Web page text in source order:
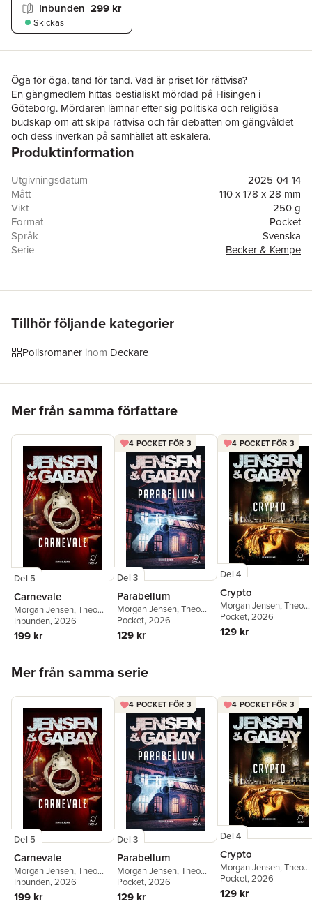
Inbunden 299 kr
Skickas
Öga för öga, tand för tand. Vad är priset för rättvisa?
En gängmedlem hittas bestialiskt mördad på Hisingen i
Göteborg. Mördaren lämnar efter sig politiska och religiösa
budskap om att skipa rättvisa och får debatten om gängvåldet
och dess inverkan på samhället att eskalera.
Fallet tilldelas den luttrade och smått desillusionerade
Becker, och spåren leder till en före detta elitsoldat som
anonymt startat ett krig mot gängkriminella. Försvarsmakten
lägger locket på, men när fler och fler kriminella mördas tyder
allt på ett personligt motiv. Kan Becker och Kempe hitta och
stoppa hämnaren som allmänheten börjar se som en hjälte?
Morgan Jensen
är manusförfattare som
engelskspråkiga thrillerserien Heritage (just nu i s.k. pre-
Johnson. Morgan och Theo har även arbetat tillsammans på
den övernaturliga ungdomsserien Cryptid som såldes till
Viaplay och blev en stor framgång i bland annat Tyskland och
Frankrike.
Produktinformation
Utgivningsdatum
2025-04-14
Mått
110 x 178 x 28 mm
Vikt
250 g
Format
Pocket
Språk
Svenska
Serie
Becker & Kempe
Förlag
Bokförlaget Nona
Miljömärkning
Tillhör följande kategorier
Polisromaner inom Deckare
Mer från samma författare
Del 5
Carnevale
Morgan Jensen,Theo
Gabay
Inbunden, 2026
199 kr
4 POCKET FÖR 3
Del 3
Parabellum
Morgan Jensen,Theo
Gabay
Pocket, 2026
129 kr
4 POCKET FÖR 3
Del 4
Crypto
Morgan Jensen,Theo
Gabay
Pocket, 2026
129 kr
Mer från samma serie
Del 5
Carnevale
Morgan Jensen,Theo
Gabay
Inbunden, 2026
199 kr
4 POCKET FÖR 3
Del 3
Parabellum
Morgan Jensen,Theo
Gabay
Pocket, 2026
129 kr
4 POCKET FÖR 3
Del 4
Crypto
Morgan Jensen,Theo
Gabay
Pocket, 2026
129 kr